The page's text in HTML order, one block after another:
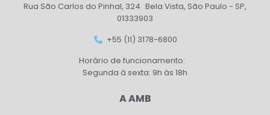
Rua São Carlos do Pinhal, 324 Bela Vista, São Paulo - SP,
01333903
+55 (11) 3178-6800
Horário de funcionamento:
Segunda à sexta: 9h às 18h
A AMB